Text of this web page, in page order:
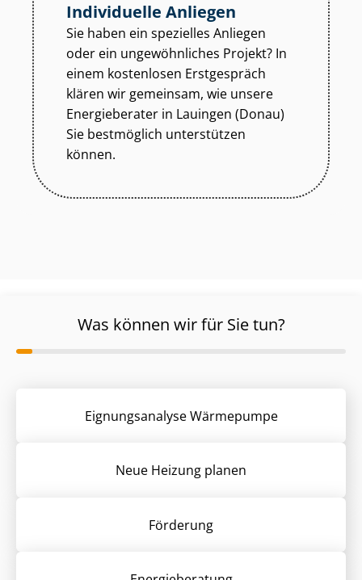
Individuelle Anliegen
Sie haben ein spezielles Anliegen
oder ein ungewöhnliches Projekt? In
einem kostenlosen Erstgespräch
klären wir gemeinsam, wie unsere
Energieberater in Lauingen (Donau)
Sie bestmöglich unterstützen
können.
Was können wir für Sie tun?
Eignungsanalyse Wärmepumpe
Neue Heizung planen
Förderung